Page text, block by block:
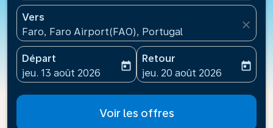
Vers
Faro, Faro Airport(FAO), Portugal
close
Départ
fc-booking-departure-date-aria-label
jeu. 13 août 2026
today
Retour
fc-booking-return-date-
jeu. 20 août 2026
today
Voir les offres